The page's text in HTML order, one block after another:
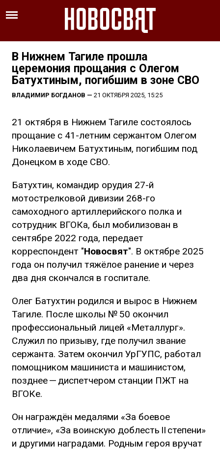
В Нижнем Тагиле прошла
церемония прощания с Олегом
Батухтиным, погибшим в зоне СВО
ВЛАДИМИР БОГДАНОВ — 21 ОКТЯБРЯ 2025, 15:25
21 октября в Нижнем Тагиле состоялось
прощание с 41-летним сержантом Олегом
Николаевичем Батухтиным, погибшим под
Донецком в ходе СВО.
Батухтин, командир орудия 27-й
мотострелковой дивизии 268-го
самоходного артиллерийского полка и
сотрудник ВГОКа, был мобилизован в
сентябре 2022 года, передает
корреспондент "Новосвят". В октябре 2025
года он получил тяжёлое ранение и через
два дня скончался в госпитале.
Олег Батухтин родился и вырос в Нижнем
Тагиле. После школы № 50 окончил
профессиональный лицей «Металлург».
Служил по призыву, где получил звание
сержанта. Затем окончил УрГУПС, работал
помощником машиниста и машинистом,
позднее — диспетчером станции ПЖТ на
ВГОКе.
Он награждён медалями «За боевое
отличие», «За воинскую доблесть II степени»
и другими наградами. Родным героя вручат